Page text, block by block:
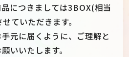
につきましては3BOX(相当
ていただきます。
元に届くように、ご理解と
いいたします。